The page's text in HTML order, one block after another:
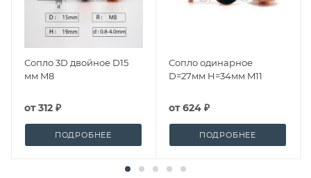
Сопло 3D двойное D15
мм M8
от312 ₽
ПОДРОБНЕЕ
Сопло одинарное
D=27мм H=34мм M11
от624 ₽
ПОДРОБНЕЕ